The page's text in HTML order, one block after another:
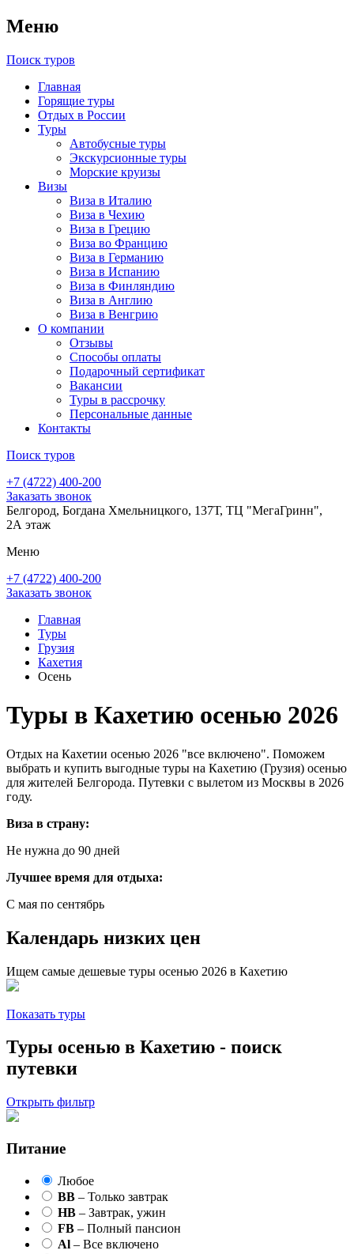
Меню
Поиск туров
Главная
Горящие туры
Отдых в России
Туры
Автобусные туры
Экскурсионные туры
Морские круизы
Визы
Виза в Италию
Виза в Чехию
Виза в Грецию
Виза во Францию
Виза в Германию
Виза в Испанию
Виза в Финляндию
Виза в Англию
Виза в Венгрию
О компании
Отзывы
Способы оплаты
Подарочный сертификат
Вакансии
Туры в рассрочку
Персональные данные
Контакты
Поиск туров
+7 (4722) 400-200
Заказать звонок
Белгород, Богдана Хмельницкого, 137Т, ТЦ "МегаГринн",
2А этаж
Меню
+7 (4722) 400-200
Заказать звонок
Главная
Туры
Грузия
Кахетия
Осень
Туры в Кахетию осенью 2026
Отдых на Кахетии осенью 2026 "все включено". Поможем
выбрать и купить выгодные туры на Кахетию (Грузия) осенью
для жителей Белгорода. Путевки с вылетом из Москвы в 2026
году.
Виза в страну:
Не нужна до 90 дней
Лучшее время для отдыха:
С мая по сентябрь
Календарь низких цен
Ищем самые дешевые туры осенью 2026 в Кахетию
Показать туры
Туры осенью в Кахетию - поиск
путевки
Открыть фильтр
Питание
Любое
BB – Только завтрак
HB – Завтрак, ужин
FB – Полный пансион
Al – Все включено